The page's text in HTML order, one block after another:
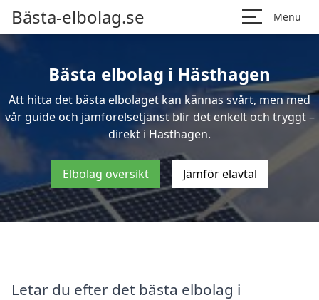
Bästa-elbolag.se Menu
Bästa elbolag i Hästhagen
Att hitta det bästa elbolaget kan kännas svårt, men med
vår guide och jämförelsetjänst blir det enkelt och tryggt –
direkt i Hästhagen.
Elbolag översikt Jämför elavtal
Letar du efter det bästa elbolag i